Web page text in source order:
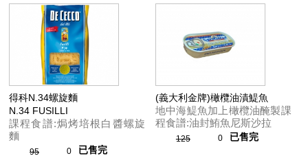
得科N.34螺旋麵
N.34 FUSILLI
課程食譜:焗烤培根白醬螺旋
麵
95 0 已售完
(義大利金牌)橄欖油漬鯷魚
地中海鯷魚加上橄欖油醃製課
程食譜:油封鮪魚尼斯沙拉
125 0 已售完